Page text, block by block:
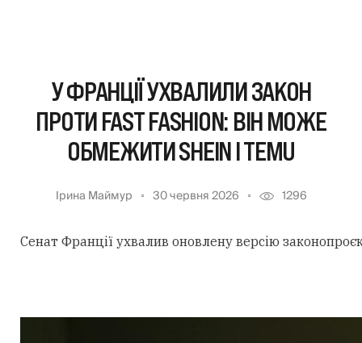
У ФРАНЦІЇ УХВАЛИЛИ ЗАКОН
ПРОТИ FAST FASHION: ВІН МОЖЕ
ОБМЕЖИТИ SHEIN І TEMU
Ірина Маймур 30 червня 2026 1296
Сенат Франції ухвалив оновлену версію